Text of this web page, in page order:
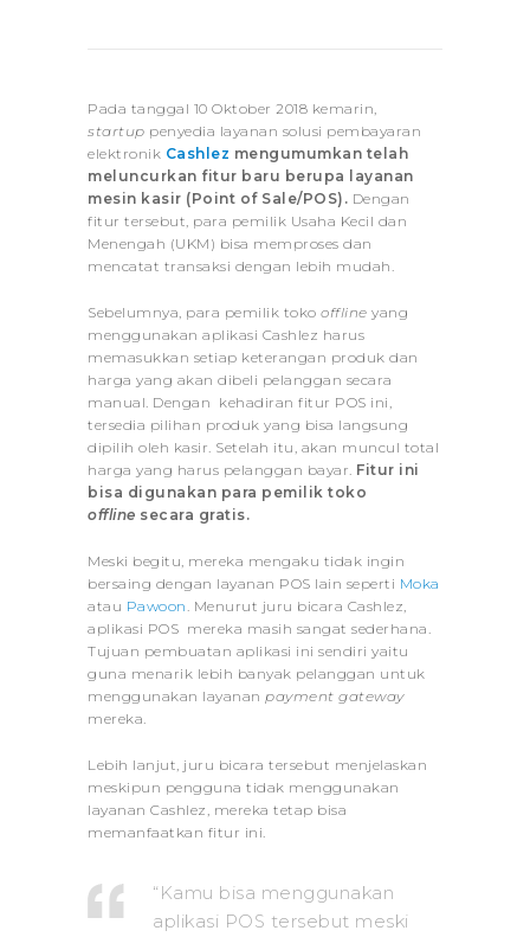
Pada tanggal 10 Oktober 2018 kemarin,
startup penyedia layanan solusi pembayaran
elektronik Cashlez mengumumkan telah
meluncurkan fitur baru berupa layanan
mesin kasir (Point of Sale/POS). Dengan
fitur tersebut, para pemilik Usaha Kecil dan
Menengah (UKM) bisa memproses dan
mencatat transaksi dengan lebih mudah.
Sebelumnya, para pemilik toko offline yang
menggunakan aplikasi Cashlez harus
memasukkan setiap keterangan produk dan
harga yang akan dibeli pelanggan secara
manual. Dengan kehadiran fitur POS ini,
tersedia pilihan produk yang bisa langsung
dipilih oleh kasir. Setelah itu, akan muncul total
harga yang harus pelanggan bayar. Fitur ini
bisa digunakan para pemilik toko
offline secara gratis.
Meski begitu, mereka mengaku tidak ingin
bersaing dengan layanan POS lain seperti Moka
atau Pawoon . Menurut juru bicara Cashlez,
aplikasi POS mereka masih sangat sederhana.
Tujuan pembuatan aplikasi ini sendiri yaitu
guna menarik lebih banyak pelanggan untuk
menggunakan layanan payment gateway
mereka.
Lebih lanjut, juru bicara tersebut menjelaskan
meskipun pengguna tidak menggunakan
layanan Cashlez, mereka tetap bisa
memanfaatkan fitur ini.
“Kamu bisa menggunakan
aplikasi POS tersebut meski